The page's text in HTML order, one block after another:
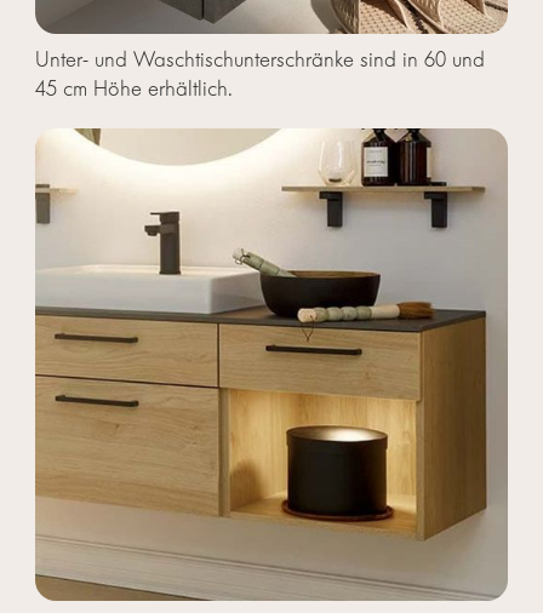
Unter- und Waschtischunterschränke sind in 60 und
45 cm Höhe erhältlich.